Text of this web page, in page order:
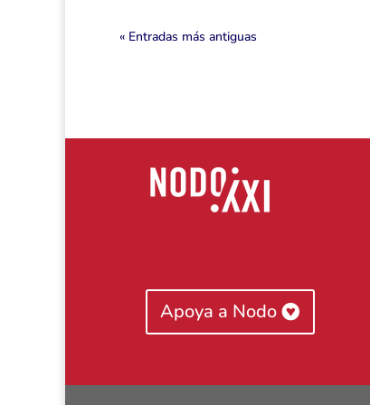
« Entradas más antiguas
Apoya a Nodo